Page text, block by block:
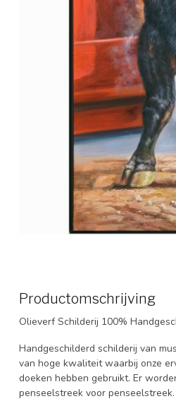
Productomschrijving
Olieverf Schilderij 100%
Handgeschilderd schilderij van
van hoge kwaliteit waarbij onze
doeken hebben gebruikt. Er
penseelstreek voor